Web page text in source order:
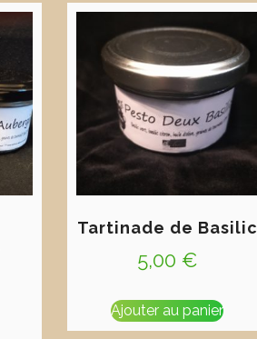
Tartinade de Basilic
5,00 €
Ajouter au panier